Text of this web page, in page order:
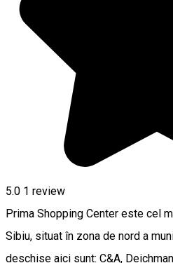
5.0 1 review
Prima Shopping Center este cel
Sibiu, situat în zona de nord a
deschise aici sunt: C&A,